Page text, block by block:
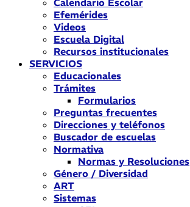
Calendario Escolar
Efemérides
Videos
Escuela Digital
Recursos institucionales
SERVICIOS
Educacionales
Trámites
Formularios
Preguntas frecuentes
Direcciones y teléfonos
Buscador de escuelas
Normativa
Normas y Resoluciones
Género / Diversidad
ART
Sistemas